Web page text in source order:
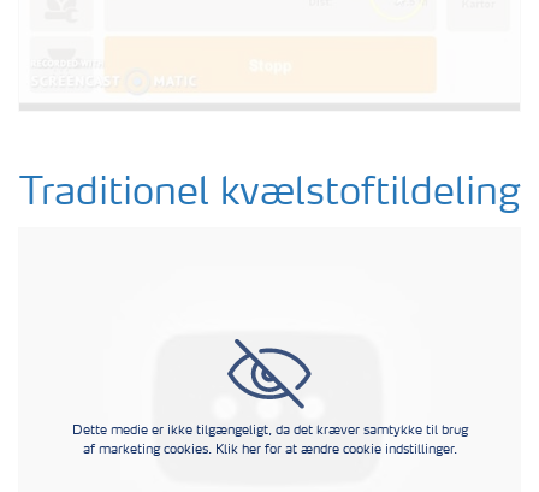
Traditionel kvælstoftildeling
Dette medie er ikke tilgængeligt, da det kræver samtykke til brug
af marketing cookies. Klik her for at ændre cookie indstillinger.